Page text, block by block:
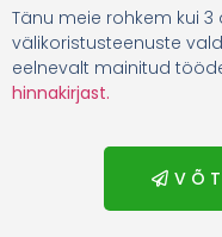
Tänu meie rohkem kui
välikoristusteenuste
eelnevalt mainitud
hinnakirjast.